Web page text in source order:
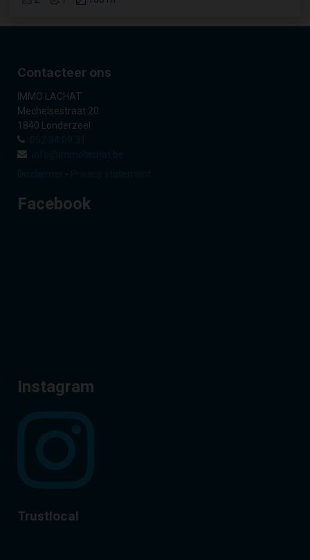
Contacteer ons
IMMO LACHAT
Mechelsestraat 20
1840 Londerzeel
-
Facebook
Instagram
Trustlocal